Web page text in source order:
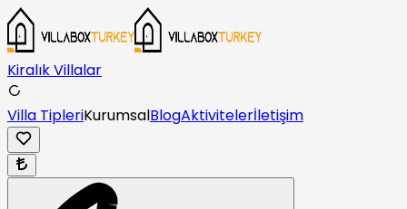
Kiralık Villalar
Villa TipleriKurumsalBlogAktivitelerİletişim